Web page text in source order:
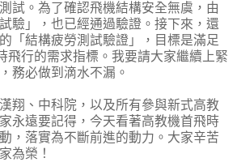
試。為了確認飛機結構安全無虞，由
驗」，也已經通過驗證。接下來，還
「結構疲勞測試驗證」，目標是滿足
飛行的需求指標。我要請大家繼續上緊
務必做到滴水不漏。
翔、中科院，以及所有參與新式高教
永遠要記得，今天看著高教機首飛時
，落實為不斷前進的動力。大家辛苦
為榮！